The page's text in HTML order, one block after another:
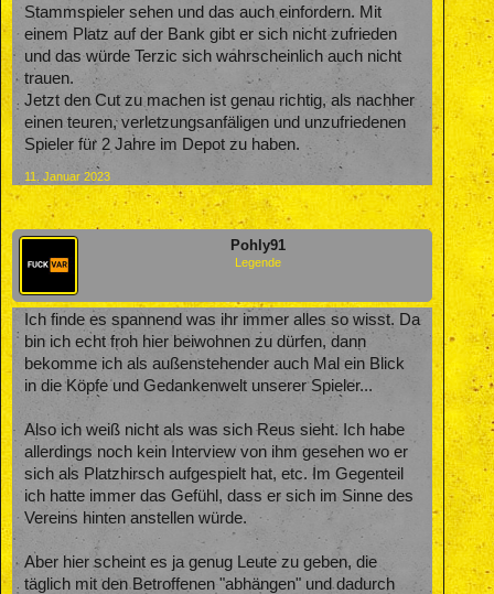
Stammspieler sehen und das auch einfordern. Mit
einem Platz auf der Bank gibt er sich nicht zufrieden
und das würde Terzic sich wahrscheinlich auch nicht
trauen.
Jetzt den Cut zu machen ist genau richtig, als nachher
einen teuren, verletzungsanfäligen und unzufriedenen
Spieler für 2 Jahre im Depot zu haben.
11. Januar 2023
Pohly91
Legende
Ich finde es spannend was ihr immer alles so wisst. Da
bin ich echt froh hier beiwohnen zu dürfen, dann
bekomme ich als außenstehender auch Mal ein Blick
in die Köpfe und Gedankenwelt unserer Spieler...
Also ich weiß nicht als was sich Reus sieht. Ich habe
allerdings noch kein Interview von ihm gesehen wo er
sich als Platzhirsch aufgespielt hat, etc. Im Gegenteil
ich hatte immer das Gefühl, dass er sich im Sinne des
Vereins hinten anstellen würde.
Aber hier scheint es ja genug Leute zu geben, die
täglich mit den Betroffenen "abhängen" und dadurch